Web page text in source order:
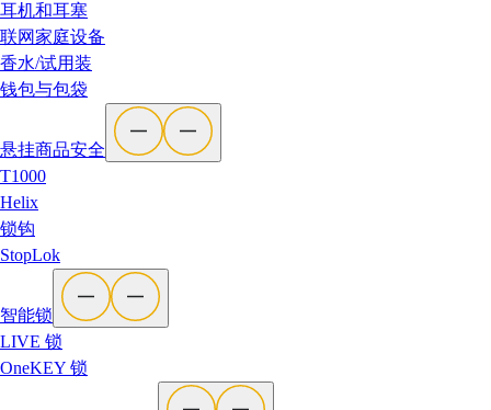
耳机和耳塞
联网家庭设备
香水/试用装
钱包与包袋
悬挂商品安全
T1000
Helix
锁钩
StopLok
智能锁
LIVE 锁
OneKEY 锁